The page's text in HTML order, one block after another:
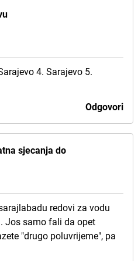
4. Sarajevo 5.
Odgovori
sjecanja do
redovi za vodu
Jos samo fali da opet
"drugo poluvrijeme", pa